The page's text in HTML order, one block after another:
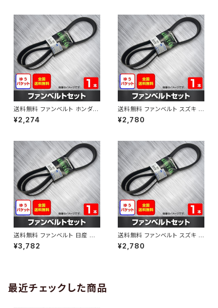
送料無料 ファンベルト ホンダ フ
ィット 型式GE6 H19.10～H25.
09 （国内トップメーカー） 1本 H
¥2,274
送料無料 ファンベルト スズキ ス
ペーシア 型式MK32S H25.03
～H30.02 （国内トップメーカ
¥2,780
送料無料 ファンベルト 日産 キ
ューブ 型式Z12 H20.11～H24.
10 （国内トップメーカー） 1本 H
¥3,782
送料無料 ファンベルト スズキ ワ
ゴンR 型式MH34S H24.09～
H29.02 （国内トップメーカー）
¥2,780
最近チェックした商品